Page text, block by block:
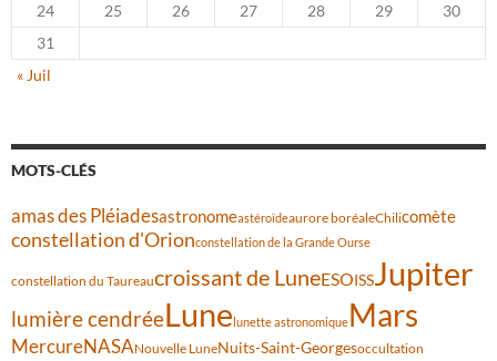
24
25 26 27 28 29
30
31
« Juil
MOTS-CLÉS
amas des Pléiadesastronomeastéroïdeaurore boréaleChilicomète
constellation d'Orionconstellation de la Grande Ourse
constellation du Taureaucroissant de LuneESOISSJupiter
lumière cendréeLune lunette astronomiqueMars
MercureNASANouvelle LuneNuits-Saint-Georgesoccultation